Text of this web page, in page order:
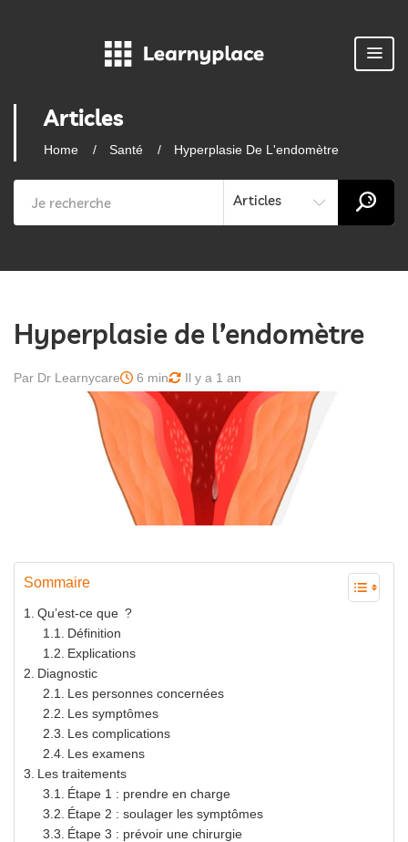
Articles
Home Santé Hyperplasie De L'endomètre
Articles
Hyperplasie de l’endomètre
Par Dr Learnycare 6 min Il y a 1 an
Sommaire
Qu’est-ce que ?
Définition
Explications
Diagnostic
Les personnes concernées
Les symptômes
Les complications
Les examens
Les traitements
Étape 1 : prendre en charge
Étape 2 : soulager les symptômes
Étape 3 : prévoir une chirurgie